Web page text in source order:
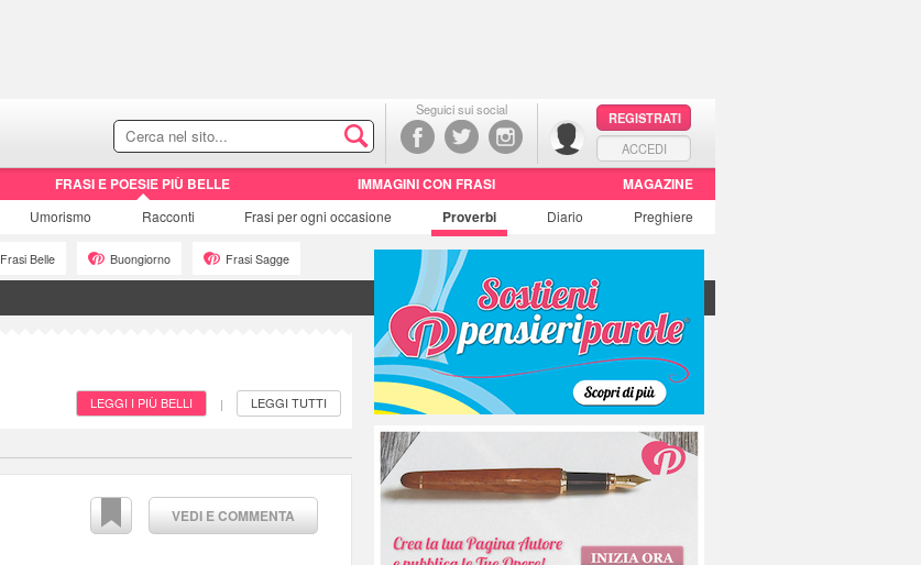
Seguici sui social
REGISTRATI
ACCEDI
FRASI E POESIE PIÙ BELLE IMMAGINI CON FRASI MAGAZINE
Umorismo Racconti Frasiper ogni occasione Proverbi Diario Preghiere
Frasi Belle Buongiorno Frasi Sagge
LEGGI I PIÙ BELLI | LEGGI TUTTI
VEDI E COMMENTA